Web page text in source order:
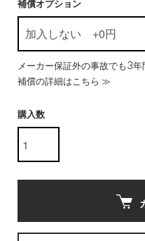
補償オプション
メーカー保証外の事故でも3
補償の詳細はこちら ≫
購入数